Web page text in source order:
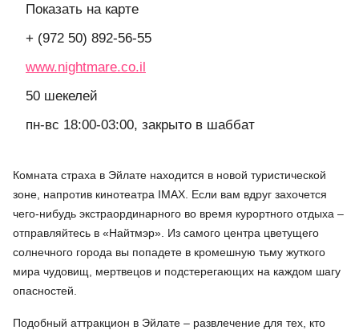
Показать на карте
+ (972 50) 892-56-55
www.nightmare.co.il
50 шекелей
пн-вс 18:00-03:00, закрыто в шаббат
Комната страха в Эйлате находится в новой туристической
зоне, напротив кинотеатра IMAX. Если вам вдруг захочется
чего-нибудь экстраординарного во время курортного отдыха –
отправляйтесь в «Найтмэр». Из самого центра цветущего
солнечного города вы попадете в кромешную тьму жуткого
мира чудовищ, мертвецов и подстерегающих на каждом шагу
опасностей.
Подобный аттракцион в Эйлате – развлечение для тех, кто